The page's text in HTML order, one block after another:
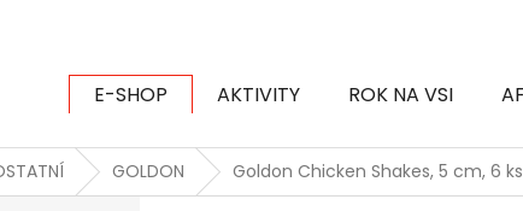
E-SHOP AKTIVITY ROK NA VSI
GOLDON Goldon Chicken Shakes, 5 cm, 6